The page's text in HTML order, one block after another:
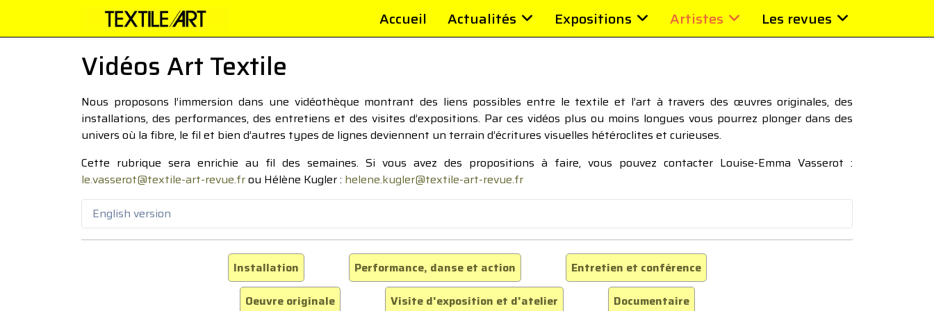
Accueil Actualités Expositions Artistes Les revues
Vidéos Art Textile
Nous proposons l’immersion dans une vidéothèque montrant des liens possibles entre le textile et l’art à travers des œuvres originales, des
installations, des performances, des entretiens et des visites d’expositions. Par ces vidéos plus ou moins longues vous pourrez plonger dans des
univers où la fibre, le fil et bien d’autres types de lignes deviennent un terrain d’écritures visuelles hétéroclites et curieuses.
Cette rubrique sera enrichie au fil des semaines. Si vous avez des propositions à faire, vous pouvez contacter Louise-Emma Vasserot :
le.vasserot@textile-art-revue.frou Hélène Kugler : helene.kugler@textile-art-revue.fr
English version
Installation Performance, danse et action
Entretien et conférence
Oeuvre originale
Visite d'exposition et d'atelier Documentaire